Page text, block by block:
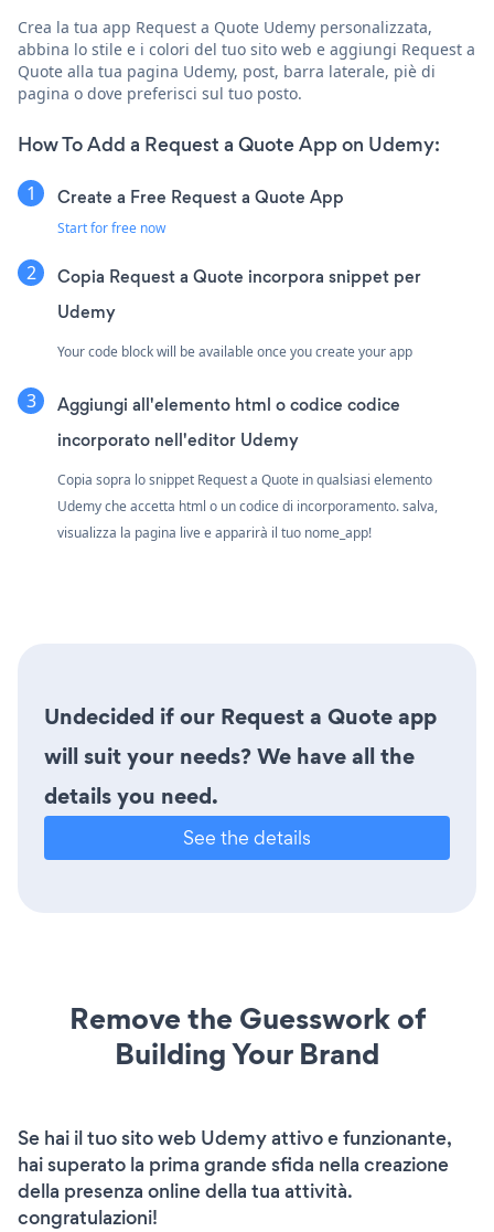
Crea la tua app Request a Quote Udemy personalizzata,
abbina lo stile e i colori del tuo sito web e aggiungi Request a
Quote alla tua pagina Udemy, post, barra laterale, piè di
pagina o dove preferisci sul tuo posto.
How To Add a Request a Quote App on Udemy:
Create a Free Request a Quote App
Start for free now
Copia Request a Quote incorpora snippet per
Udemy
Your code block will be available once you create your app
Aggiungi all'elemento html o codice codice
incorporato nell'editor Udemy
Copia sopra lo snippet Request a Quote in qualsiasi elemento
Udemy che accetta html o un codice di incorporamento. salva,
visualizza la pagina live e apparirà il tuo nome_app!
Undecided if our Request a Quote app
will suit your needs? We have all the
details you need.
See the details
Remove the Guesswork of
Building Your Brand
Se hai il tuo sito web Udemy attivo e funzionante,
hai superato la prima grande sfida nella creazione
della presenza online della tua attività.
congratulazioni!